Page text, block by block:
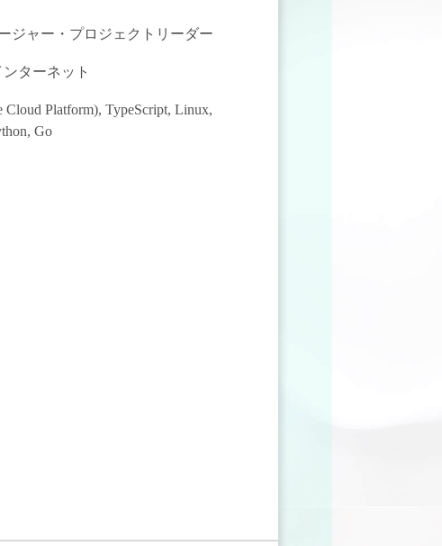
ジャー・プロジェクトリーダー
ターネット
Cloud Platform), TypeScript, Linux,
, Go